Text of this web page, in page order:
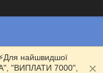
найшвидшої
"ВИПЛАТИ 7000",